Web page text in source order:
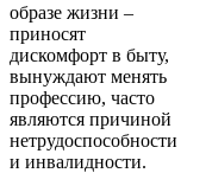
образе жизни –
приносят
дискомфорт в быту,
вынуждают менять
профессию, часто
являются причиной
нетрудоспособности
и инвалидности.